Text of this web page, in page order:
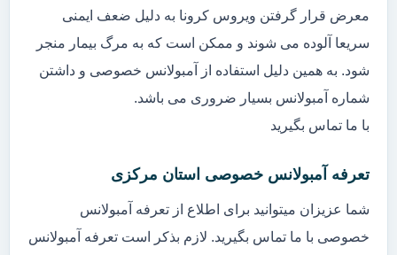
معرض قرار گرفتن ویروس کرونا به دلیل ضعف ایمنی
سریعا آلوده می شوند و ممکن است که به مرگ بیمار منجر
شود. به همین دلیل استفاده از آمبولانس خصوصی و داشتن
شماره آمبولانس بسیار ضروری می باشد.
با ما تماس بگیرید
تعرفه آمبولانس خصوصی استان مرکزی
شما عزیزان میتوانید برای اطلاع از تعرفه آمبولانس
خصوصی با ما تماس بگیرید. لازم بذکر است تعرفه آمبولانس